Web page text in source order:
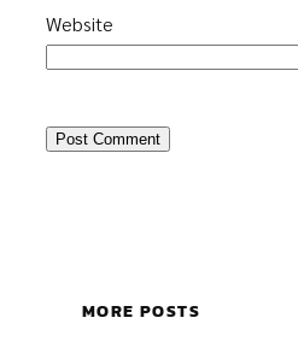
Website
MORE POSTS